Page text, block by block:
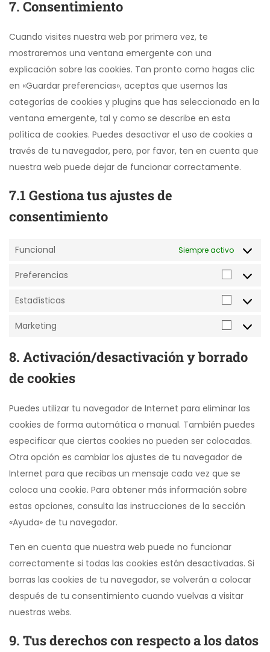
7. Consentimiento
Cuando visites nuestra web por primera vez, te
mostraremos una ventana emergente con una
explicación sobre las cookies. Tan pronto como hagas clic
en «Guardar preferencias», aceptas que usemos las
categorías de cookies y plugins que has seleccionado en la
ventana emergente, tal y como se describe en esta
política de cookies. Puedes desactivar el uso de cookies a
través de tu navegador, pero, por favor, ten en cuenta que
nuestra web puede dejar de funcionar correctamente.
7.1 Gestiona tus ajustes de
consentimiento
Funcional Siempre activo
Preferencias
Estadísticas
Marketing
8. Activación/desactivación y borrado
de cookies
Puedes utilizar tu navegador de Internet para eliminar las
cookies de forma automática o manual. También puedes
especificar que ciertas cookies no pueden ser colocadas.
Otra opción es cambiar los ajustes de tu navegador de
Internet para que recibas un mensaje cada vez que se
coloca una cookie. Para obtener más información sobre
estas opciones, consulta las instrucciones de la sección
«Ayuda» de tu navegador.
Ten en cuenta que nuestra web puede no funcionar
correctamente si todas las cookies están desactivadas. Si
borras las cookies de tu navegador, se volverán a colocar
después de tu consentimiento cuando vuelvas a visitar
nuestras webs.
9. Tus derechos con respecto a los datos